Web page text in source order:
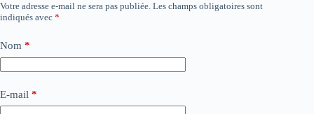
Votre adresse e-mail ne sera pas publiée. Les champs obligatoires sont
indiqués avec *
Nom *
E-mail *